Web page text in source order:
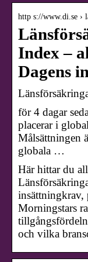
http s://www.di.se ›
Index –
Dagens
för 4 dagar
placerar i
Målsättningen
globala …
Här hittar du
insättningkrav,
Morningstars
och vilka